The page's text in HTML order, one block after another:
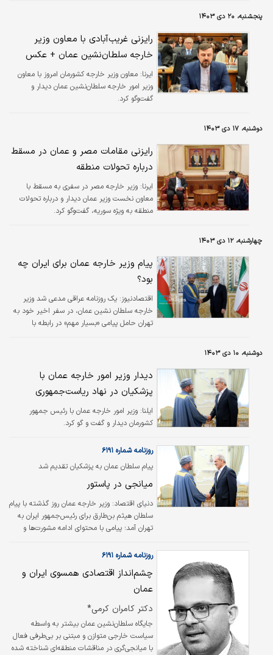
خلیج‌فارس (شامل بحرین، کویت، عمان، قطر،
عربستان سعودی و امارات) اولین مذاکرات
توافق‌نامه تجارت آزاد را آغاز کردند.به‌همین ترتیب،
عربستان سعودی همچنان از بزرگ‌ترین شرکای
تجاری چین در منطقه است. این امر باعث نگرانی
واشنگتن شده است…
پنجشنبه، ۲۰ دی ۱۴۰۳
رایزنی غریب‌آبادی با معاون وزیر
خارجه سلطان‌نشین عمان + عکس
ایرنا: معاون وزیر خارجه کشورمان امروز با معاون
وزیر امور خارجه سلطان‌نشین عمان دیدار و
گفت‌وگو کرد.
دوشنبه، ۱۷ دی ۱۴۰۳
رایزنی مقامات مصر و عمان در مسقط
درباره تحولات منطقه
ایرنا: وزیر خارجه مصر در سفری به مسقط با
معاون نخست‌ وزیر عمان دیدار و درباره تحولات
منطقه به ویژه سوریه، گفت‌وگو کرد.
چهارشنبه، ۱۲ دی ۱۴۰۳
پیام وزیر خارجه عمان برای ایران چه
بود؟
اقتصادنیوز: یک روزنامه عراقی مدعی شد وزیر
خارجه سلطان نشین عمان، در سفر اخیر خود به
تهران حامل پیامی «بسیار مهم» در رابطه با
دوشنبه، ۱۰ دی ۱۴۰۳
دیدار وزیر امور خارجه عمان با
پزشکیان در نهاد ریاست‌جمهوری
ایلنا: وزیر امور خارجه عمان با رئیس جمهور
کشورمان دیدار و گفت و گو کرد.
پیام سلطان عمان به پزشکیان تقدیم شد
روزنامه شماره ۶۱۹۱
میانجی در پاستور
دنیای اقتصاد: وزیر خارجه عمان روز گذشته با پیام
سلطان هیثم بن‌طارق برای رئیس‌جمهور ایران به
تهران آمد؛ پیامی با محتوای ادامه مشورت‌ها و
فعال شدن کمیسیون مشترک، تحولات منطقه
مذاکرات از جمله محورها و گمانه‌زنی‌های مربوط به
پیش‌تر رسانه‌ها عمان را کانال انتقال پیام دانسته
بودند، مورد توجه قرار گرفته است.
روزنامه شماره ۶۱۹۱
چشم‌انداز اقتصادی همسوی ایران و
عمان
دکتر کامران کرمی*
جایگاه سلطان‌نشین عمان بیشتر به واسطه
سیاست خارجی متوازن و مبتنی بر بی‌طرفی فعال
با میانجی‌گری در مناقشات منطقه‌ای شناخته شده